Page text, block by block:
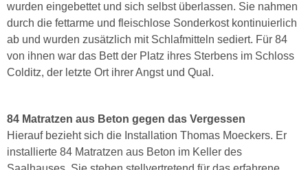
wurden eingebettet und sich selbst überlassen. Sie nahmen
durch die fettarme und fleischlose Sonderkost kontinuierlich
ab und wurden zusätzlich mit Schlafmitteln sediert. Für 84
von ihnen war das Bett der Platz ihres Sterbens im Schloss
Colditz, der letzte Ort ihrer Angst und Qual.
84 Matratzen aus Beton gegen das Vergessen
Hierauf bezieht sich die Installation Thomas Moeckers. Er
installierte 84 Matratzen aus Beton im Keller des